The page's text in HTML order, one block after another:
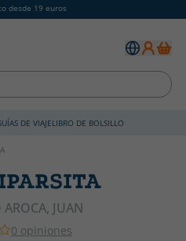
desde 19 euros
DE VIAJELIBRO DE BOLSILLO
JUAN
0 opiniones